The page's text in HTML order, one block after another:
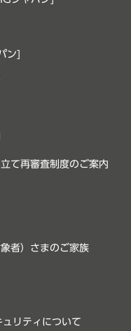
ン]
て再審査制度のご案内
者）さまのご家族
ュリティについて